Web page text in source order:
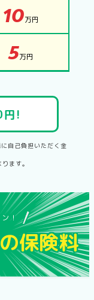
10万円
5万円
円!
自己負担いただく金
ます。
！
保険料